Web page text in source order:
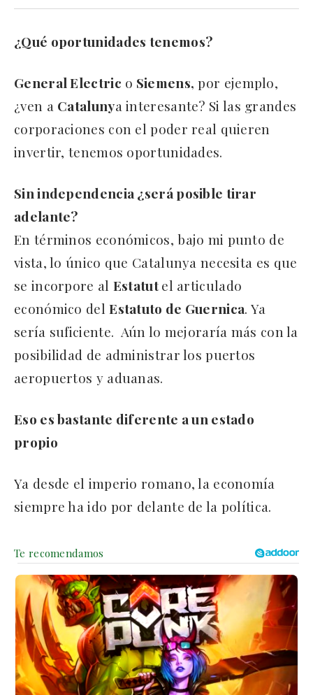
¿Qué oportunidades tenemos?
General Electric o Siemens, por ejemplo,
¿ven a Catalunya interesante? Si las grandes
corporaciones con el poder real quieren
invertir, tenemos oportunidades.
Sin independencia ¿será posible tirar
adelante?
En términos económicos, bajo mi punto de
vista, lo único que Catalunya necesita es que
se incorpore al Estatutel articulado
económico delEstatuto de Guernica. Ya
sería suficiente. Aún lo mejoraría más con la
posibilidad de administrar los puertos
aeropuertos y aduanas.
Eso es bastante diferente a un estado
propio
Ya desde el imperio romano, la economía
siempre ha ido por delante de la política.